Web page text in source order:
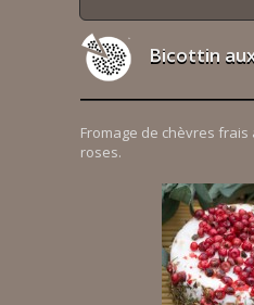
Bicottin
Fromage de chèvres
roses.